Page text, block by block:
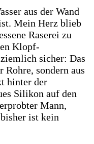
aus der Wand
Mein Herz blieb
Raserei zu
Klopf-
sicher: Das
Rohre, sondern aus
hinter der
Silikon auf den
Mann,
ist kein